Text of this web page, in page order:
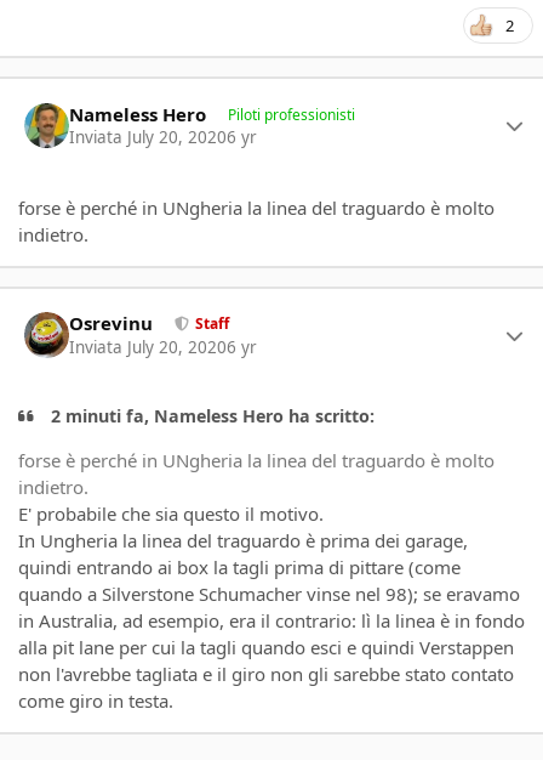
2
Nameless Hero Piloti professionisti
Inviata July 20, 20206 yr
forse è perché in UNgheria la linea del traguardo è molto
indietro.
Osrevinu Staff
Inviata July 20, 20206 yr
2 minuti fa, Nameless Hero ha scritto:
forse è perché in UNgheria la linea del traguardo è molto
indietro.
E' probabile che sia questo il motivo.
In Ungheria la linea del traguardo è prima dei garage,
quindi entrando ai box la tagli prima di pittare (come
quando a Silverstone Schumacher vinse nel 98); se eravamo
in Australia, ad esempio, era il contrario: lì la linea è in fondo
alla pit lane per cui la tagli quando esci e quindi Verstappen
non l'avrebbe tagliata e il giro non gli sarebbe stato contato
come giro in testa.